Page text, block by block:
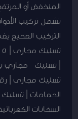
المنخفض أو
تشمل تركيب
التركيب الصحيح
| تسليك مجاري
تسليك مجارى |
الحمامات | تسليك
السخانات